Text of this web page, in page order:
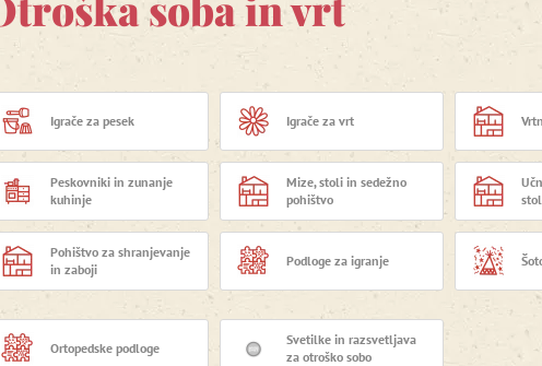
Igrače za pesek Igrače za vrt
Peskovniki in zunanje
kuhinje
Mize, stoli in sedežno
pohištvo
Pohištvo za shranjevanje
in zaboji
Podloge za igranje
Ortopedske podloge
Svetilke in razsvetljava
za otroško sobo